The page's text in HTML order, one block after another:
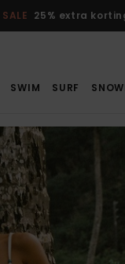
25% extra
SWIM SURF